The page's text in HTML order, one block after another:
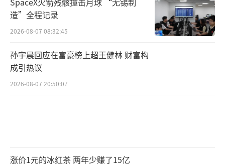
造”全程记录
2026-08-07 08:32:45
孙宇晨回应在富豪榜上超王健林 财富构
成引热议
2026-08-07 20:50:07
涨价1元的冰红茶 两年少赚了15亿